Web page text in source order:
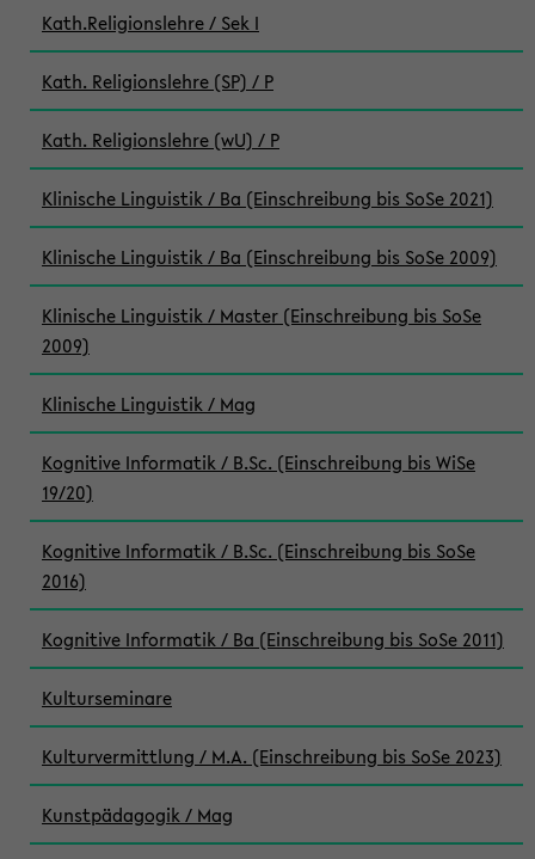
Kath.Religionslehre / Sek I
Kath. Religionslehre (SP) / P
Kath. Religionslehre (wU) / P
Klinische Linguistik / Ba (Einschreibung bis SoSe 2021)
Klinische Linguistik / Ba (Einschreibung bis SoSe 2009)
Klinische Linguistik / Master (Einschreibung bis SoSe
2009)
Klinische Linguistik / Mag
Kognitive Informatik / B.Sc. (Einschreibung bis WiSe
19/20)
Kognitive Informatik / B.Sc. (Einschreibung bis SoSe
2016)
Kognitive Informatik / Ba (Einschreibung bis SoSe 2011)
Kulturseminare
Kulturvermittlung / M.A. (Einschreibung bis SoSe 2023)
Kunstpädagogik / Mag